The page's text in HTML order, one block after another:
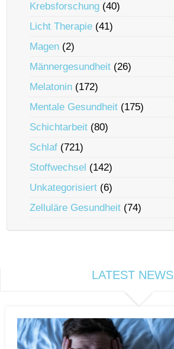
Krebsforschung (40)
Licht Therapie (41)
Magen (2)
Männergesundheit (26)
Melatonin (172)
Mentale Gesundheit (175)
Schichtarbeit (80)
Schlaf (721)
Stoffwechsel (142)
Unkategorisiert (6)
Zelluläre Gesundheit (74)
LATEST NEWS